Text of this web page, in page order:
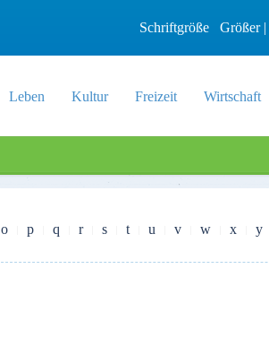
Schriftgröße Größer|
Leben Kultur Freizeit Wirtschaft
o p q r s t u v w x y